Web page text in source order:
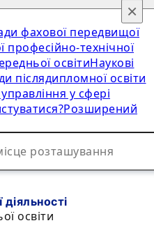
фахової передвищої
професійно-технічної
освітиНаукові
післядипломної освіти
у сфері
Розширений
×
діяльності
освіти